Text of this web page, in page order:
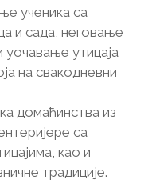
ученика са
и сада, неговање
утицаја
на свакодневни
домаћинства из
са
као и
традиције.